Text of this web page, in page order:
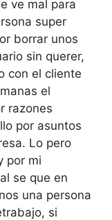
ve mal para
super
borrar unos
sin querer,
con el cliente
el
razones
por asuntos
Lo pero
por mi
se que en
una persona
si